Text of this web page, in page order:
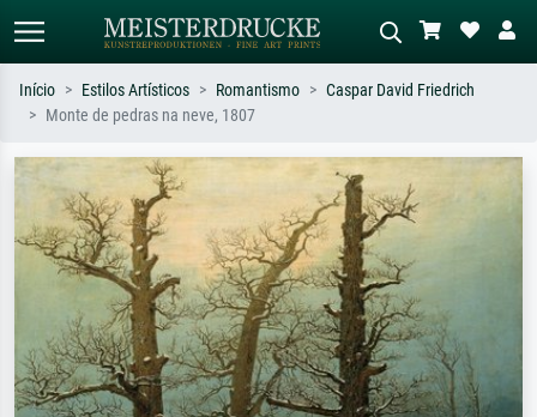
Pesquise por artista, título ou estilo –
ex: Monet, Noite Estrelada,
impressionismo, onda de Hokusai, nu.
Descreva a cena – ex: prado verde,
abstrato com muito vermelho, pintura
a óleo escura, nu em pé ao lado de
uma árvore.
Início Estilos Artísticos Romantismo
Caspar David Friedrich
Monte de pedras na neve, 1807